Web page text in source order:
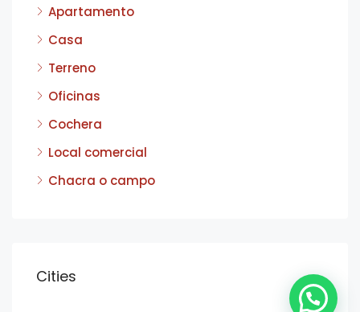
Apartamento
Casa
Terreno
Oficinas
Cochera
Local comercial
Chacra o campo
Cities